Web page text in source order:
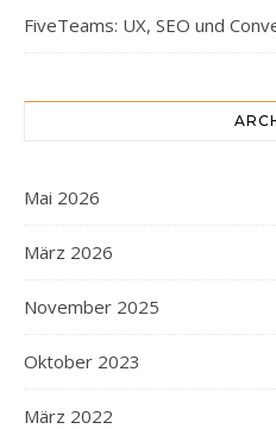
FiveTeams: UX, SEO und
Mai 2026
März 2026
November 2025
Oktober 2023
März 2022